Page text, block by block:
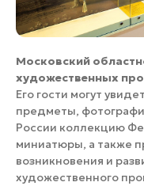
Московский
художественных
Его гости могут
предметы,
России коллекцию
миниатюры, а также
возникновения и
художественного